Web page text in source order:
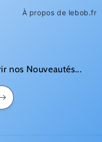
À propos de lebob.fr
nos Nouveautés...